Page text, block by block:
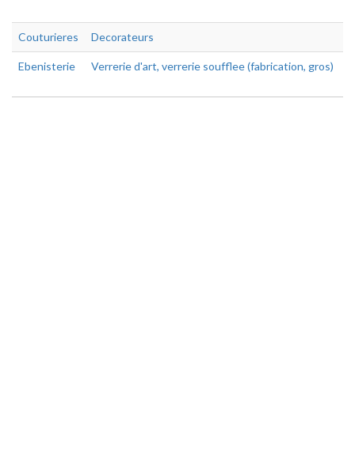
Couturieres Decorateurs
Ebenisterie Verrerie d'art, verrerie soufflee (fabrication, gros)